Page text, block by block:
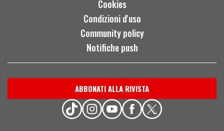
Cookies
Condizioni d'uso
Community policy
Notifiche push
ABBONATI ALLA RIVISTA